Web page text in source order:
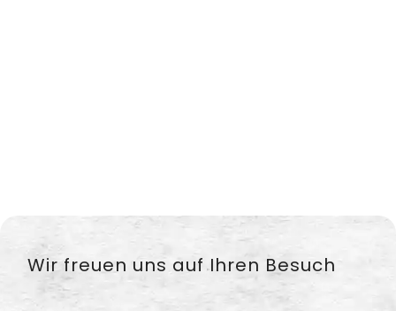
Wir freuen uns auf Ihren Besuch